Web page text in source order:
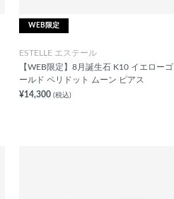
WEB限定
ESTELLE エステール
【WEB限定】8月誕生石 K10 イエローゴ
ールド ペリドット ムーン ピアス
¥14,300 (税込)